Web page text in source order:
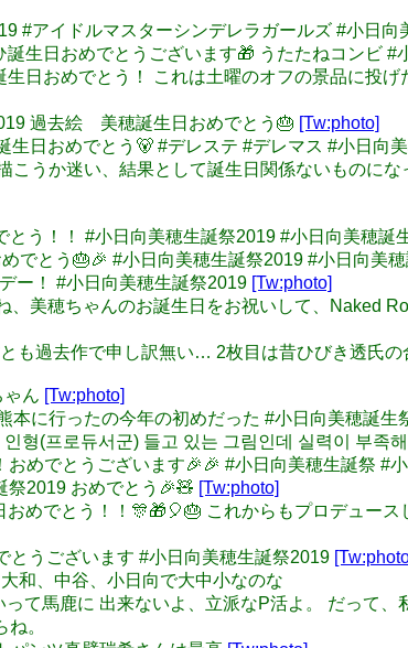
#アイドルマスターシンデレラガールズ #小日
生日おめでとうございます🎁 うたたねコンビ #
日おめでとう！ これは土曜のオフの景品に投
過去絵 美穂誕生日おめでとう🎂 [Tw:photo]
生日おめでとう🐻 #デレステ #デレマス #小日向
こうか迷い、結果として誕生日関係ないものに
とう！！ #小日向美穂生誕祭2019 #小日向美穂誕
でとう🎂🎉 #小日向美穂生誕祭2019 #小日向美
ー！ #小日向美穂生誕祭2019 [Tw:photo]
、美穂ちゃんのお誕生日をお祝いして、Naked
も過去作で申し訳無い… 2枚目は昔ひびき透氏
ゃん [Tw:photo]
本に行ったの今年の初めだった #小日向美穂誕生
형(프로듀서군) 들고 있는 그림인데 실력이 부족
めでとうございます🎉🎉 #小日向美穂生誕祭 #
祭2019 おめでとう🎉🧸 [Tw:photo]
めでとう！！🎊🎁🎈🎂 これからもプロデュー
とうございます #小日向美穂生誕祭2019
和、中谷、小日向で大中小なのな
て馬鹿に 出来ないよ、立派なP活よ。 だって
。